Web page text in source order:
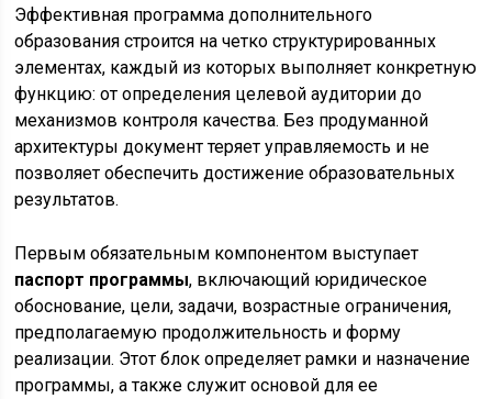
Эффективная программа дополнительного
образования строится на четко структурированных
элементах, каждый из которых выполняет конкретную
функцию: от определения целевой аудитории до
механизмов контроля качества. Без продуманной
архитектуры документ теряет управляемость и не
позволяет обеспечить достижение образовательных
результатов.
Первым обязательным компонентом выступает
паспорт программы, включающий юридическое
обоснование, цели, задачи, возрастные ограничения,
предполагаемую продолжительность и форму
реализации. Этот блок определяет рамки и назначение
программы, а также служит основой для ее